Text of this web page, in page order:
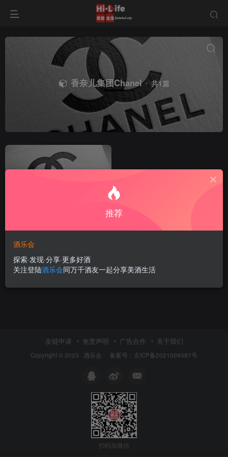
香奈儿集团Chanel 共1篇
香奈儿集团Chanel
5个月前 178
友链申请 免责声明 广告合作 关于我们
Copyright © 2023 · 酒乐会 · 备案号：京ICP备2021009387号
扫码加微信
推荐
酒乐会
探索·发现·分享·更多好酒
关注登陆酒乐会同万千酒友一起分享美酒生活